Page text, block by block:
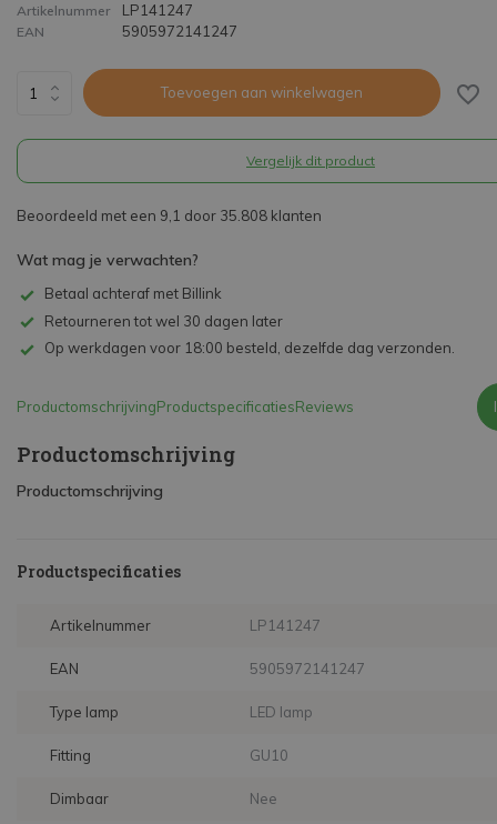
Artikelnummer LP141247
EAN 5905972141247
Toevoegen aan winkelwagen
Vergelijk dit product
Beoordeeld met een 9,1 door 35.808 klanten
Wat mag je verwachten?
Betaal achteraf met Billink
Retourneren tot wel 30 dagen later
Op werkdagen voor 18:00 besteld, dezelfde dag verzonden.
ProductomschrijvingProductspecificatiesReviews
Productomschrijving
Productomschrijving
Productspecificaties
Artikelnummer LP141247
EAN 5905972141247
Type lamp LED lamp
Fitting GU10
Dimbaar Nee